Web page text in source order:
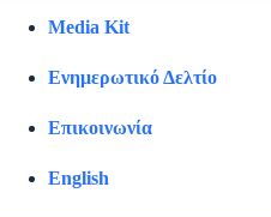
Media Kit
Ενημερωτικό Δελτίο
Επικοινωνία
English